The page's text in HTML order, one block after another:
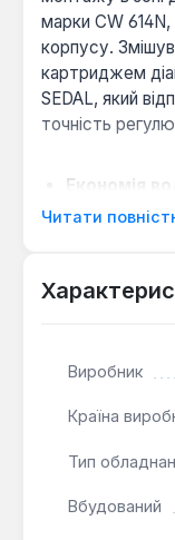
марки CW 614N,
корпусу.
картриджем
SEDAL, який
точність
Економія
італійські
Надійність
Цей змішувач є
кабіни або
або інших
Читати
Виробник
Країна
Тип
Вбудований